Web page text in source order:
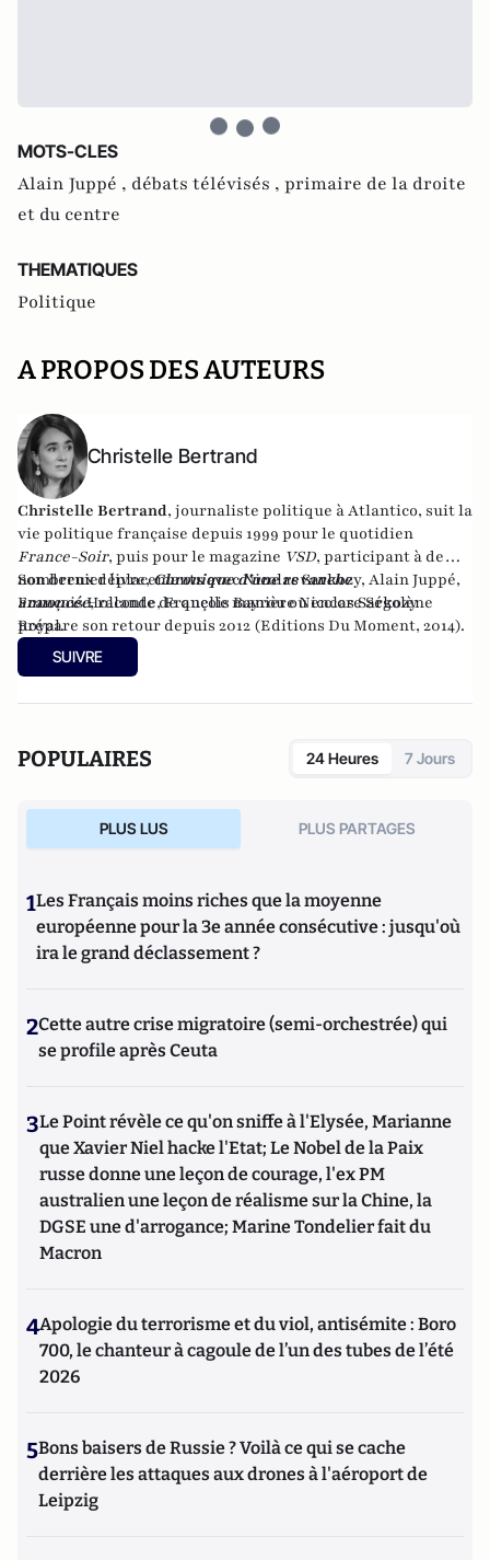
MOTS-CLES
Alain Juppé , débats télévisés , primaire de la droite
et du centre
THEMATIQUES
Politique
A PROPOS DES AUTEURS
Christelle Bertrand
Christelle Bertrand, journaliste politique à Atlantico, suit la
vie politique française depuis 1999 pour le quotidien
France-Soir, puis pour le magazine VSD, participant à de
nombreux déplacements avec Nicolas Sarkozy, Alain Juppé,
François Hollande, François Bayrou ou encore Ségolène
Royal.
Son dernier livre,Chronique d'une revanche
annoncée,raconte de quelle manière Nicolas Sarkozy
prépare son retour depuis 2012 (Editions Du Moment, 2014).
SUIVRE
POPULAIRES 24 Heures 7 Jours
PLUS LUS PLUS PARTAGES
1Les Français moins riches que la moyenne
européenne pour la 3e année consécutive : jusqu'où
ira le grand déclassement ?
2Cette autre crise migratoire (semi-orchestrée) qui
se profile après Ceuta
3Le Point révèle ce qu'on sniffe à l'Elysée, Marianne
que Xavier Niel hacke l'Etat; Le Nobel de la Paix
russe donne une leçon de courage, l'ex PM
australien une leçon de réalisme sur la Chine, la
DGSE une d'arrogance; Marine Tondelier fait du
Macron
4Apologie du terrorisme et du viol, antisémite : Boro
700, le chanteur à cagoule de l’un des tubes de l’été
2026
5Bons baisers de Russie ? Voilà ce qui se cache
derrière les attaques aux drones à l'aéroport de
Leipzig